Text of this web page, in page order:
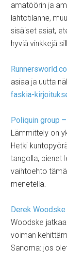
amatöörin ja
lähtötilanne,
sisäiset asiat,
hyviä vinkkejä
asiaa ja uutta
faskia-
Poliquin group
Lämmittely on
Hetki
tangolla, pienet
vaihtoehto
menetellä.
Derek
Woodske
voiman
Sanoma: jos